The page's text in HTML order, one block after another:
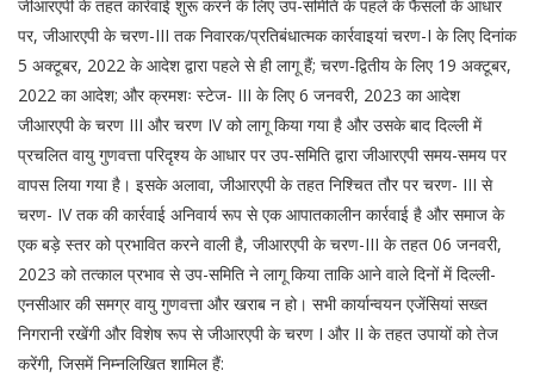
जीआरएपी के तहत कार्रवाई शुरू करने के लिए उप-समिति के पहले के फैसलों के आधार
पर, जीआरएपी के चरण-III तक निवारक/प्रतिबंधात्मक कार्रवाइयां चरण-I के लिए दिनांक
5 अक्टूबर, 2022 के आदेश द्वारा पहले से ही लागू हैं; चरण-द्वितीय के लिए 19 अक्टूबर,
2022 का आदेश; और क्रमशः स्टेज- III के लिए 6 जनवरी, 2023 का आदेश
जीआरएपी के चरण III और चरण IV को लागू किया गया है और उसके बाद दिल्ली में
प्रचलित वायु गुणवत्ता परिदृश्य के आधार पर उप-समिति द्वारा जीआरएपी समय-समय पर
वापस लिया गया है। इसके अलावा, जीआरएपी के तहत निश्चित तौर पर चरण- III से
चरण- IV तक की कार्रवाई अनिवार्य रूप से एक आपातकालीन कार्रवाई है और समाज के
एक बड़े स्तर को प्रभावित करने वाली है, जीआरएपी के चरण-III के तहत 06 जनवरी,
2023 को तत्काल प्रभाव से उप-समिति ने लागू किया ताकि आने वाले दिनों में दिल्ली-
एनसीआर की समग्र वायु गुणवत्ता और खराब न हो। सभी कार्यान्वयन एजेंसियां ​​सख्त
निगरानी रखेंगी और विशेष रूप से जीआरएपी के चरण I और II के तहत उपायों को तेज
करेंगी, जिसमें निम्नलिखित शामिल हैं: